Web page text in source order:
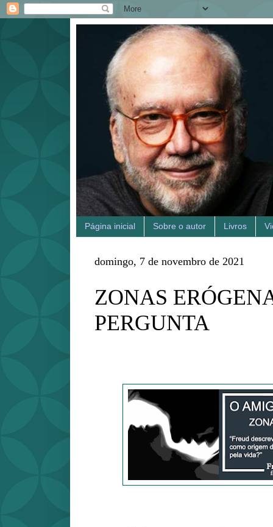
Página inicial Sobre o autor Livros
domingo, 7 de novembro de 2021
ZONAS
PERGUNTA